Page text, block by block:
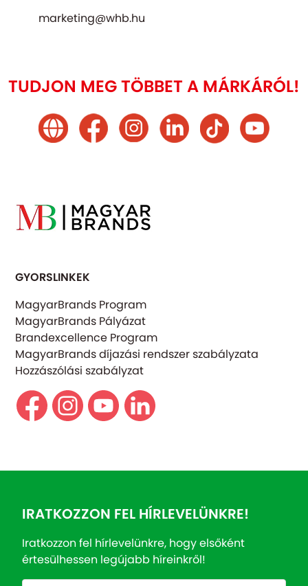
marketing@whb.hu
TUDJON MEG TÖBBET A MÁRKÁRÓL!
GYORSLINKEK
MagyarBrands Program
MagyarBrands Pályázat
Brandexcellence Program
MagyarBrands díjazási rendszer szabályzata
Hozzászólási szabályzat
IRATKOZZON FEL HÍRLEVELÜNKRE!
Iratkozzon fel hírlevelünkre, hogy elsőként
értesülhessen legújabb híreinkről!